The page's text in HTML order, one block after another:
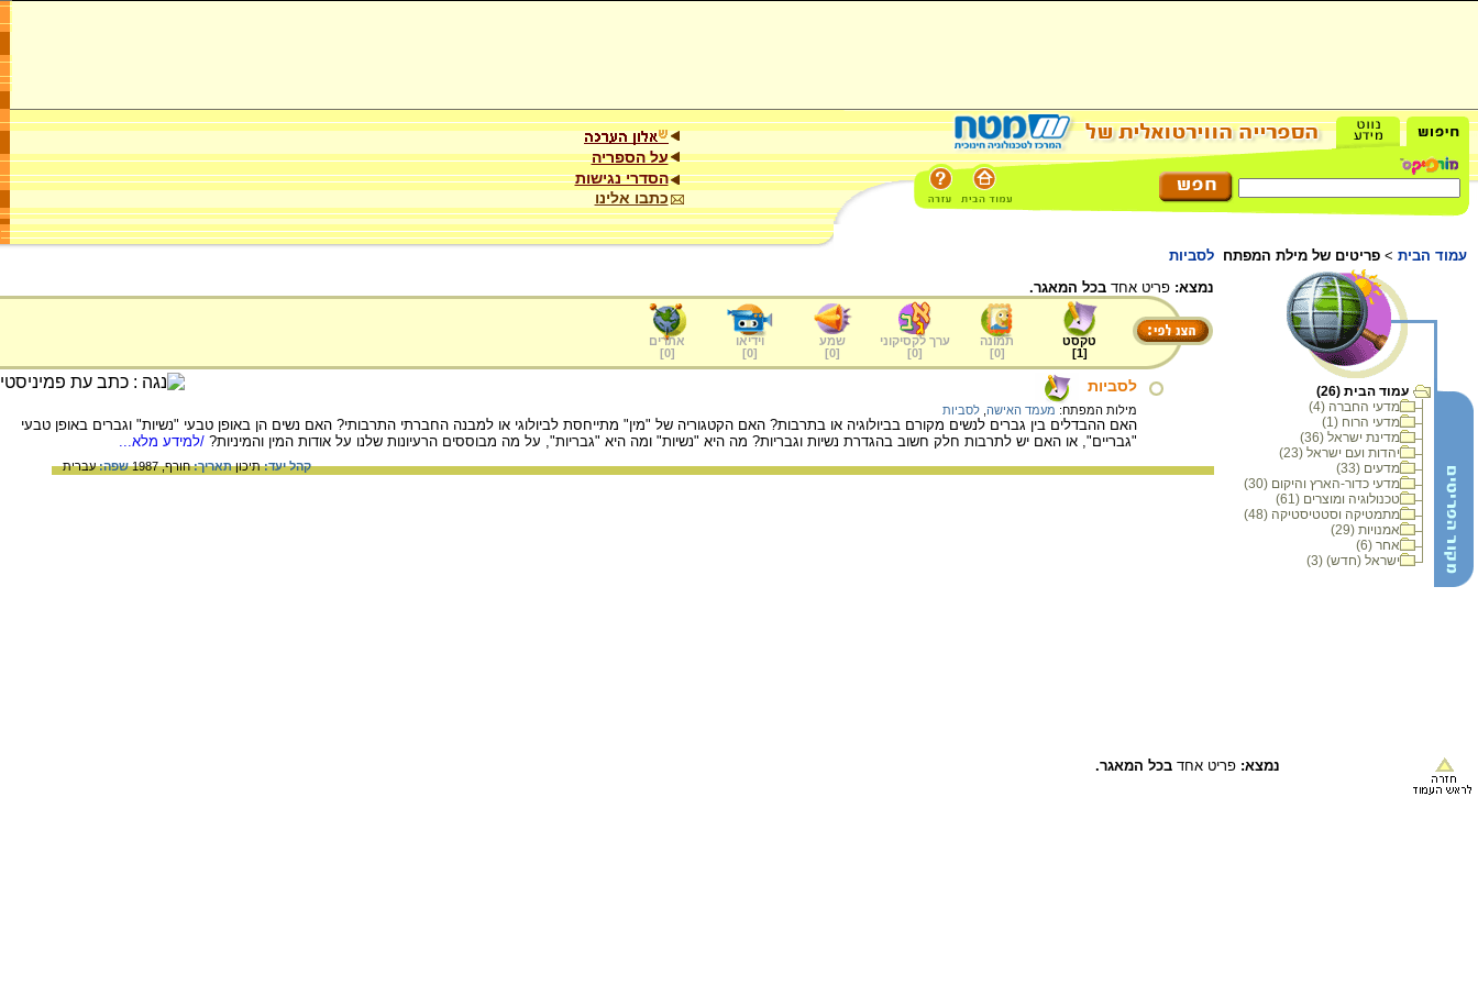
על הספריה
הסדרי נגישות
כתבו אלינו
עמוד הבית > פריטים של מילת המפתח לסביות
עמוד הבית (26)
מדעי החברה (4)
מדעי הרוח (1)
מדינת ישראל (36)
יהדות ועם ישראל (23)
מדעים (33)
מדעי כדור-הארץ והיקום (30)
טכנולוגיה ומוצרים (61)
מתמטיקה וסטטיסטיקה (48)
אמנויות (29)
אחר (6)
ישראל (חדש) (3)
נמצא: פריט אחד בכל המאגר.
טקסט
[
1
]
תמונה
[
0
]
ערך לקסיקוני
[
0
]
שמע
[
0
]
וידיאו
[
0
]
אתרים
[
0
]
לסביות
מילות המפתח: מעמד האישה לסביות
האם ההבדלים בין גברים לנשים מקורם בביולוגיה או בתרבות? האם הקטגוריה של "מין" מתייחסת לביולוגי או למבנה החברתי התרבותי? האם נשים הן באופן טבעי "נשיות" וגברים באופן טבעי
"גבריים", או האם יש לתרבות חלק חשוב בהגדרת נשיות וגבריות? מה היא "נשיות" ומה היא "גבריות", על מה מבוססים הרעיונות שלנו על אודות המין והמיניות? /למידע מלא...
קהל יעד:תיכוןתאריך:חורף, 1987 שפה:עברית
נמצא: פריט אחד בכל המאגר.